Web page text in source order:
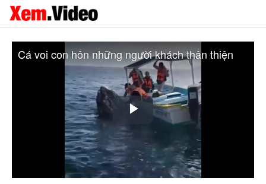
Play
Video
Cá voi con hôn những người khách thân thiện